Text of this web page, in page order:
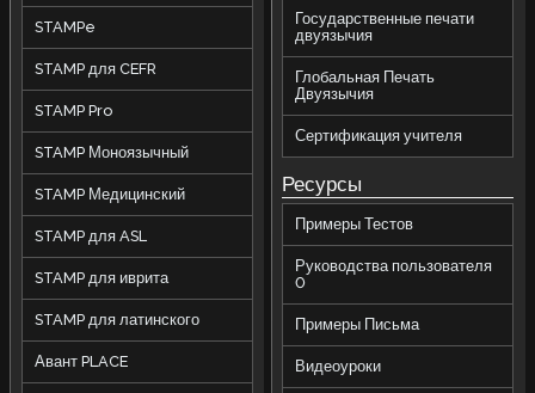
STAMPe
STAMP для CEFR
STAMP Pro
STAMP Моноязычный
STAMP Медицинский
STAMP для ASL
STAMP для иврита
STAMP для латинского
Авант PLACE
Государственные печати
двуязычия
Глобальная Печать
Двуязычия
Сертификация учителя
Ресурсы
Примеры Тестов
Руководства пользователя
0
Примеры Письма
Видеоуроки